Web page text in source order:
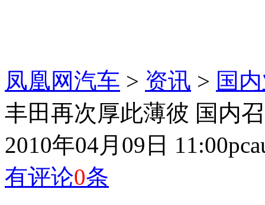
凤凰网汽车 > 资讯 > 国
丰田再次厚此薄彼 国内
2010年04月09日 11:00
有评论0条